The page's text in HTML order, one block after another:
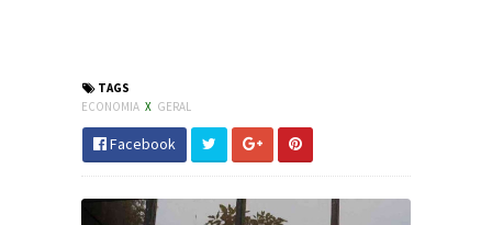
TAGS
ECONOMIA X GERAL
Facebook